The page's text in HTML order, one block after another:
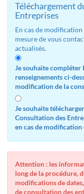
Téléchargement
Entreprises
En cas de
mesure de vous
actualisés.
Je souhaite compléter
renseignements ci-
modification de la
Je souhaite
Consultation des
en cas de
Attention : les
long de la procédure,
modifications de
de consultation des